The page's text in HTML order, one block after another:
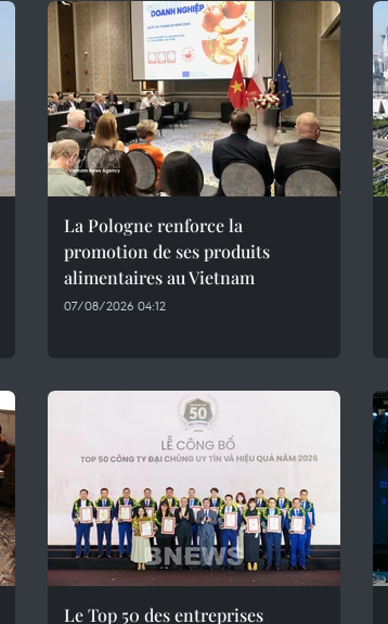
La Pologne renforce la
promotion de ses produits
alimentaires au Vietnam
07/08/2026 04:12
Le Top 50 des entreprises